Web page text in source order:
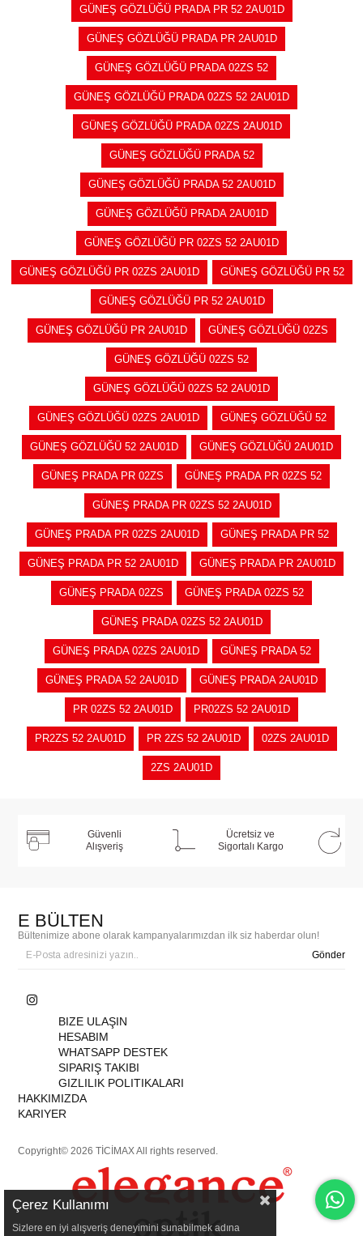
GÜNEŞ GÖZLÜĞÜ PRADA PR 52 2AU01D
GÜNEŞ GÖZLÜĞÜ PRADA PR 2AU01D
GÜNEŞ GÖZLÜĞÜ PRADA 02ZS 52
GÜNEŞ GÖZLÜĞÜ PRADA 02ZS 52 2AU01D
GÜNEŞ GÖZLÜĞÜ PRADA 02ZS 2AU01D
GÜNEŞ GÖZLÜĞÜ PRADA 52
GÜNEŞ GÖZLÜĞÜ PRADA 52 2AU01D
GÜNEŞ GÖZLÜĞÜ PRADA 2AU01D
GÜNEŞ GÖZLÜĞÜ PR 02ZS 52 2AU01D
GÜNEŞ GÖZLÜĞÜ PR 02ZS 2AU01D GÜNEŞ GÖZLÜĞÜ PR 52
GÜNEŞ GÖZLÜĞÜ PR 52 2AU01D
GÜNEŞ GÖZLÜĞÜ PR 2AU01D GÜNEŞ GÖZLÜĞÜ 02ZS
GÜNEŞ GÖZLÜĞÜ 02ZS 52
GÜNEŞ GÖZLÜĞÜ 02ZS 52 2AU01D
GÜNEŞ GÖZLÜĞÜ 02ZS 2AU01D GÜNEŞ GÖZLÜĞÜ 52
GÜNEŞ GÖZLÜĞÜ 52 2AU01D GÜNEŞ GÖZLÜĞÜ 2AU01D
GÜNEŞ PRADA PR 02ZS GÜNEŞ PRADA PR 02ZS 52
GÜNEŞ PRADA PR 02ZS 52 2AU01D
GÜNEŞ PRADA PR 02ZS 2AU01D GÜNEŞ PRADA PR 52
GÜNEŞ PRADA PR 52 2AU01D GÜNEŞ PRADA PR 2AU01D
GÜNEŞ PRADA 02ZS GÜNEŞ PRADA 02ZS 52
GÜNEŞ PRADA 02ZS 52 2AU01D
GÜNEŞ PRADA 02ZS 2AU01D GÜNEŞ PRADA 52
GÜNEŞ PRADA 52 2AU01D GÜNEŞ PRADA 2AU01D
PR 02ZS 52 2AU01D PR02ZS 52 2AU01D
PR2ZS 52 2AU01D PR 2ZS 52 2AU01D 02ZS 2AU01D
2ZS 2AU01D
Güvenli
Alışveriş
Ücretsiz ve
Sigortalı Kargo
E BÜLTEN
Bültenimize abone olarak kampanyalarımızdan ilk siz haberdar olun!
Gönder
BIZE ULAŞIN
HESABIM
WHATSAPP DESTEK
SIPARIŞ TAKIBI
GIZLILIK POLITIKALARI
HAKKIMIZDA
KARIYER
Copyright© 2026 TİCİMAX All rights reserved.
Çerez Kullanımı
Sizlere en iyi alışveriş deneyimini sunabilmek adına